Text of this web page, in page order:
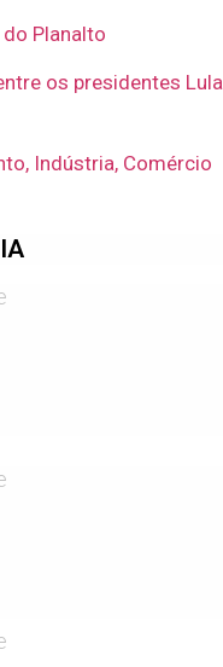
Planalto
os presidentes Lula
Indústria, Comércio